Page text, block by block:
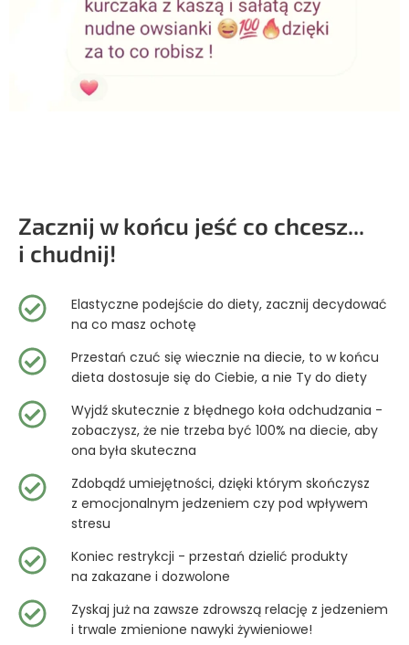
Zacznij w końcu jeść co chcesz...
i chudnij!
Elastyczne podejście do diety, zacznij decydować
na co masz ochotę
Przestań czuć się wiecznie na diecie, to w końcu
dieta dostosuje się do Ciebie, a nie Ty do diety
Wyjdź skutecznie z błędnego koła odchudzania -
zobaczysz, że nie trzeba być 100% na diecie, aby
ona była skuteczna
Zdobądź umiejętności, dzięki którym skończysz
z emocjonalnym jedzeniem czy pod wpływem
stresu
Koniec restrykcji - przestań dzielić produkty
na zakazane i dozwolone
Zyskaj już na zawsze zdrowszą relację z jedzeniem
i trwale zmienione nawyki żywieniowe!